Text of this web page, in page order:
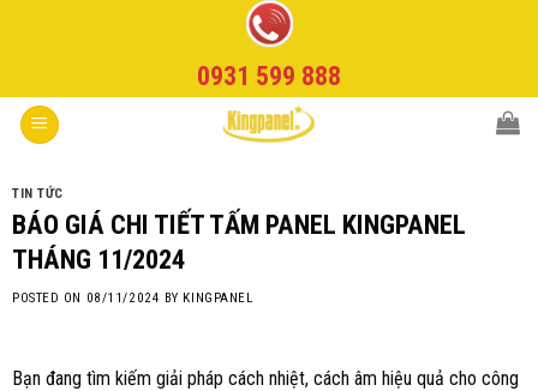
0931 599 888
TIN TỨC
BÁO GIÁ CHI TIẾT TẤM PANEL KINGPANEL
THÁNG 11/2024
POSTED ON 08/11/2024 BY KINGPANEL
Bạn đang tìm kiếm giải pháp cách nhiệt, cách âm hiệu quả cho công